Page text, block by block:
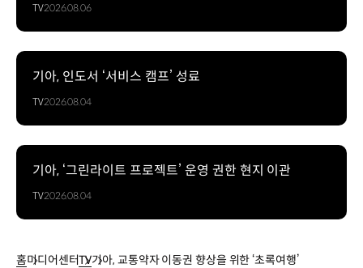
TV2026.08.06
기아, 인도서 ‘서비스 캠프’ 성료
TV2026.08.04
기아, ‘그린라이트 프로젝트’ 운영 권한 현지 이관
TV2026.08.04
홈미디어센터TV기아, 교통약자 이동권 향상을 위한 ‘초록여행’